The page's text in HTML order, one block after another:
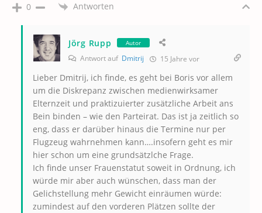
0 Antworten
Jörg Rupp Autor
Antwort auf Dmitrij 15 Jahre vor
Lieber Dmitrij, ich finde, es geht bei Boris vor allem
um die Diskrepanz zwischen medienwirksamer
Elternzeit und praktizuierter zusätzliche Arbeit ans
Bein binden – wie den Parteirat. Das ist ja zeitlich so
eng, dass er darüber hinaus die Termine nur per
Flugzeug wahrnehmen kann….insofern geht es mir
hier schon um eine grundsätzlche Frage.
Ich finde unser Frauenstatut soweit in Ordnung, ich
würde mir aber auch wünschen, dass man der
Gelichstellung mehr Gewicht einräumen würde:
zumindest auf den vorderen Plätzen sollte der